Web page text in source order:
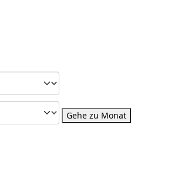
Gehe zu Monat